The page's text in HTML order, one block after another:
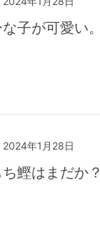
ひな子が可愛い。
2024年1月28日
もち鰹はまだか？